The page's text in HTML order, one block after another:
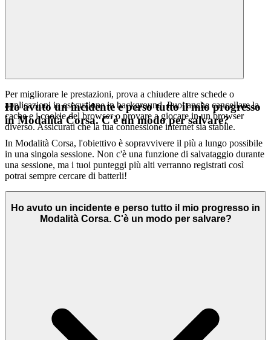
Per migliorare le prestazioni, prova a chiudere altre schede o
applicazioni in esecuzione in background. Puoi anche cancellare la
cache e i cookie del browser o provare a giocare in un browser
diverso. Assicurati che la tua connessione internet sia stabile.
Ho avuto un incidente e perso tutto il mio progresso
in Modalità Corsa. C'è un modo per salvare?
In Modalità Corsa, l'obiettivo è sopravvivere il più a lungo possibile
in una singola sessione. Non c'è una funzione di salvataggio durante
una sessione, ma i tuoi punteggi più alti verranno registrati così
potrai sempre cercare di batterli!
Ho avuto un incidente e perso tutto il mio progresso in
Modalità Corsa. C'è un modo per salvare?